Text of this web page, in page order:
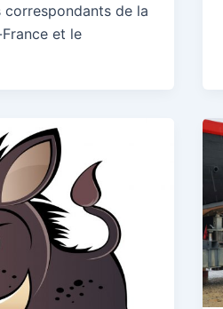
correspondants de la
et le